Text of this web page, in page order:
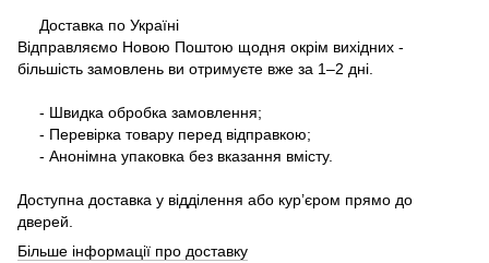
Доставка по Україні
Відправляємо Новою Поштою щодня окрім вихідних -
більшість замовлень ви отримуєте вже за 1–2 дні.
- Швидка обробка замовлення;
- Перевірка товару перед відправкою;
- Анонімна упаковка без вказання вмісту.
Доступна доставка у відділення або кур’єром прямо до
дверей.
Більше інформації про доставку